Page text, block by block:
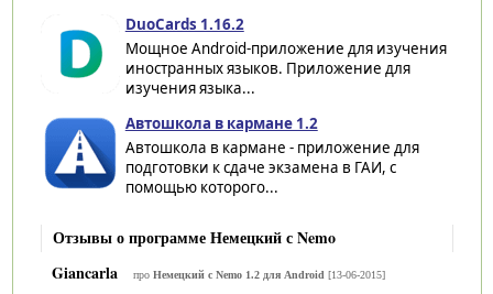
DuoCards 1.16.2
Мощное Android-приложение для изучения
иностранных языков. Приложение для
изучения языка...
Автошкола в кармане 1.2
Автошкола в кармане - приложение для
подготовки к сдаче экзамена в ГАИ, с
помощью которого...
Отзывы о программе Немецкий с Nemo
Giancarla
про Немецкий с Nemo 1.2 для Android [13-06-2015]